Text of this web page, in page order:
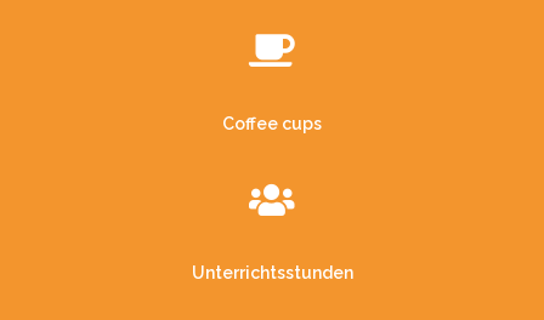
Coffee cups
Unterrichtsstunden